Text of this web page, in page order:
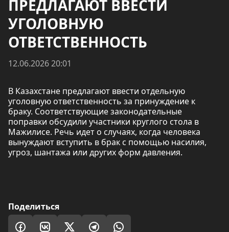
ПРЕДЛАГАЮТ ВВЕСТИ
УГОЛОВНУЮ
ОТВЕТСТВЕННОСТЬ
12.06.2026 20:01
В Казахстане предлагают ввести отдельную
уголовную ответственность за принуждение к
браку. Соответствующие законодательные
поправки обсудили участники круглого стола в
Мажилисе. Речь идет о случаях, когда человека
вынуждают вступить в брак с помощью насилия,
угроз, шантажа или других форм давления.
Поделиться